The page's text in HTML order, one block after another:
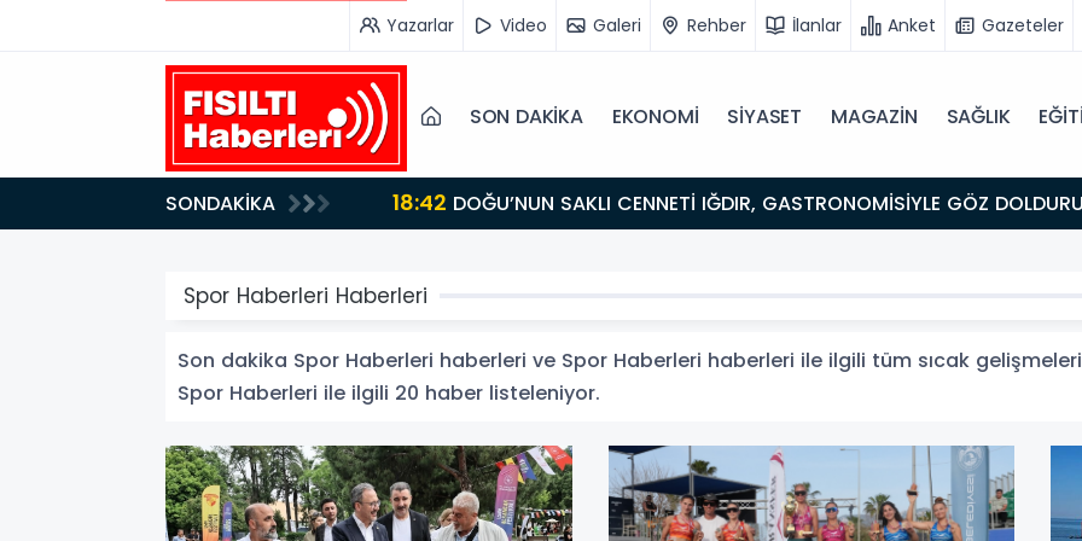
Yazarlar Video Galeri Rehber İlanlar Anket Gazeteler
SON DAKİKA EKONOMİ SİYASET MAGAZİN SAĞLIK
SONDAKİKA 18:42
KÜLTÜRÜNÜN BULUŞMA NOKTASI
Spor Haberleri Haberleri
Son dakika Spor Haberleri haberleri ve Spor Haberleri haberleri ile ilgili tüm sıcak
Spor Haberleri ile ilgili 20 haber listeleniyor.